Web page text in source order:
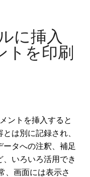
に挿入
トを印刷
ントを挿入すると
とは別に記録され、
ータへの注釈、補足
、いろいろ活用でき
、画面には表示さ